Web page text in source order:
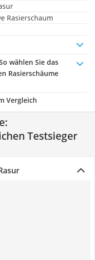
Rasierschaum
wählen Sie das
Rasierschäume
Vergleich
Testsieger